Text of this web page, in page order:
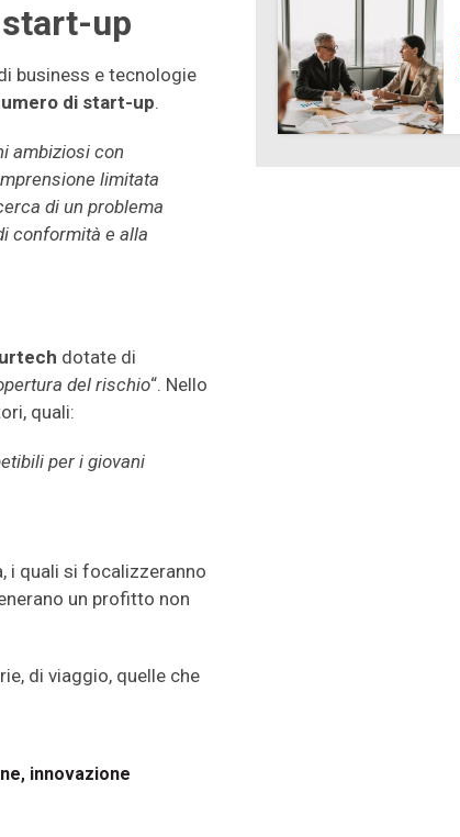
up
business e tecnologie
di start-up.
ambiziosi con
limitata
di un problema
conformità e alla
dotate di
del rischio“. Nello
quali:
per i giovani
i quali si focalizzeranno
un profitto non
di viaggio, quelle che
, innovazione